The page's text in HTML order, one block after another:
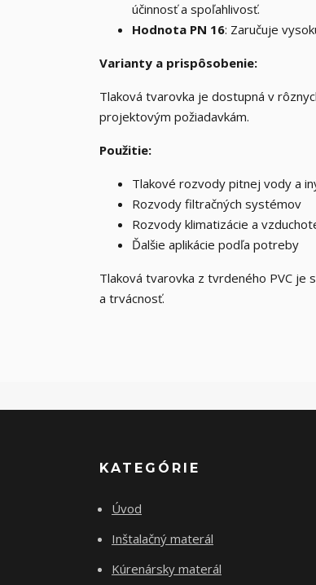
účinnosť a spoľahlivosť.
Hodnota PN 16: Zaručuje
Varianty a prispôsobenie:
Tlaková tvarovka je dostupná v
projektovým požiadavkám.
Použitie:
Tlakové rozvody pitnej vody a
Rozvody filtračných systémov
Rozvody klimatizácie a
Ďalšie aplikácie podľa potreby
Tlaková tvarovka z tvrdeného PVC je
a trvácnosť.
KATEGÓRIE
Úvod
Inštalačný materál
Kúrenársky materál